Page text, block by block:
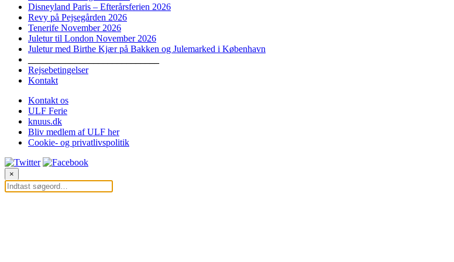
Disneyland Paris – Efterårsferien 2026
Revy på Pejsegården 2026
Tenerife November 2026
Juletur til London November 2026
Juletur med Birthe Kjær på Bakken og Julemarked i København
Rejsebetingelser
Kontakt
Kontakt os
ULF Ferie
knuus.dk
Bliv medlem af ULF her
Cookie- og privatlivspolitik
×